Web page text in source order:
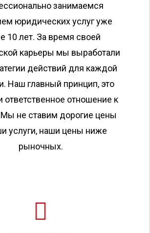
занимаемся
юридических услуг уже
10 лет. За время своей
карьеры мы выработали
действий для каждой
Наш главный принцип, это
ответственное отношение к
Мы не ставим дорогие цены
услуги, наши цены ниже
рыночных.